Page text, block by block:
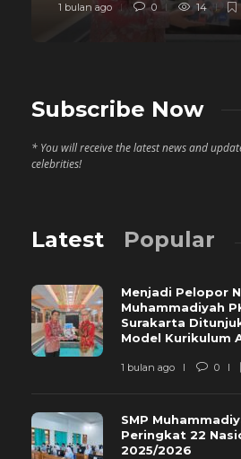
1 bulan ago 0 14
Subscribe Now
* You will receive the latest news and
celebrities!
Latest Popular
Menjadi Pelopor
Muhammadiyah
Surakarta
Model Kurikulum
1 bulan ago 0
SMP
Peringkat 22
2025/2026